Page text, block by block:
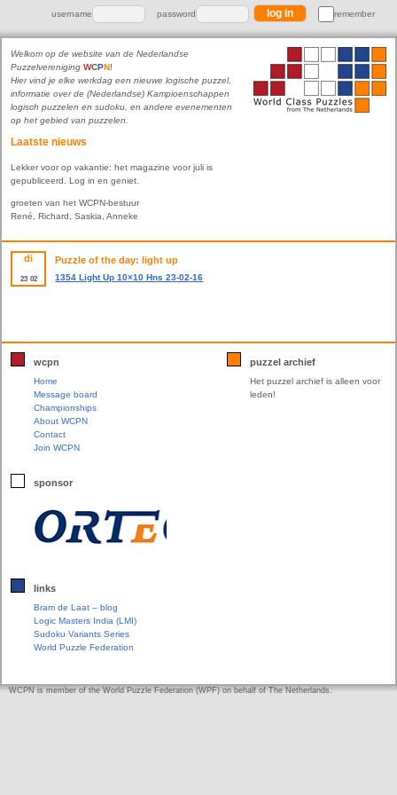
username password remember
Welkom op de website van de Nederlandse
Puzzelvereniging WCPN!
Hier vind je elke werkdag een nieuwe logische puzzel,
informatie over de (Nederlandse) Kampioenschappen
logisch puzzelen en sudoku, en andere evenementen
op het gebied van puzzelen.
Laatste nieuws
Lekker voor op vakantie: het magazine voor juli is
gepubliceerd. Log in en geniet.
groeten van het WCPN-bestuur
René, Richard, Saskia, Anneke
di
23 02
Puzzle of the day: light up
1354 Light Up 10×10 Hns 23-02-16
wcpn
Home
Message board
Championships
About WCPN
Contact
Join WCPN
sponsor
links
Bram de Laat – blog
Logic Masters India (LMI)
Sudoku Variants Series
World Puzzle Federation
puzzel archief
Het puzzel archief is alleen voor
leden!
WCPN is member of the World Puzzle Federation (WPF) on behalf of The Netherlands.